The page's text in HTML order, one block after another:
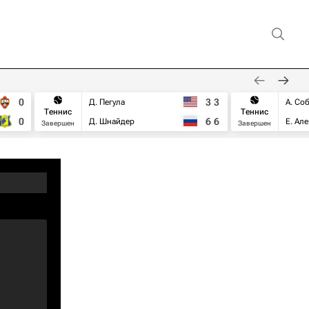
0
0
Теннис
Завершен
Д. Пегула
Д. Шнайдер
3 3
6 6
Теннис
Завершен
А.
Е.